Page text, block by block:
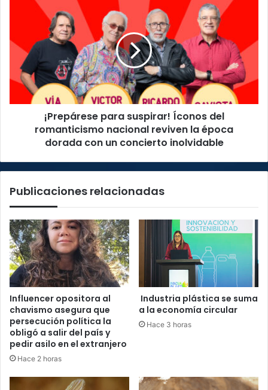
Íconos
romanticismo
nacional
reviven
la
concierto
¡Prepárese para suspirar! Íconos del
romanticismo nacional reviven la época
dorada con un concierto inolvidable
Publicaciones relacionadas
Influencer opositora al
chavismo asegura que
persecución política la
obligó a salir del país y
pedir asilo en el extranjero
Hace 2 horas
Industria plástica se suma
a la economía circular
Hace 3 horas